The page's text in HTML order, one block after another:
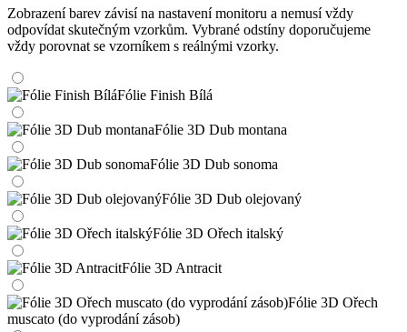
Zobrazení barev závisí na nastavení monitoru a nemusí vždy
odpovídat skutečným vzorkům. Vybrané odstíny doporučujeme
vždy porovnat se vzorníkem s reálnými vzorky.
Fólie Finish Bílá
Fólie 3D Dub montana
Fólie 3D Dub sonoma
Fólie 3D Dub olejovaný
Fólie 3D Ořech italský
Fólie 3D Antracit
Fólie 3D Ořech
muscato (do vyprodání zásob)